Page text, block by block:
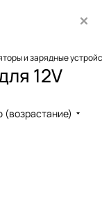
и зарядные
12V